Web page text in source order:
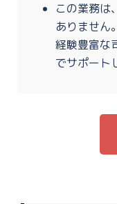
この業務は
ありません
経験豊富な
でサポート